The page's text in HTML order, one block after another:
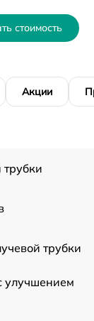
стоимость
Акции
трубки
улучшением